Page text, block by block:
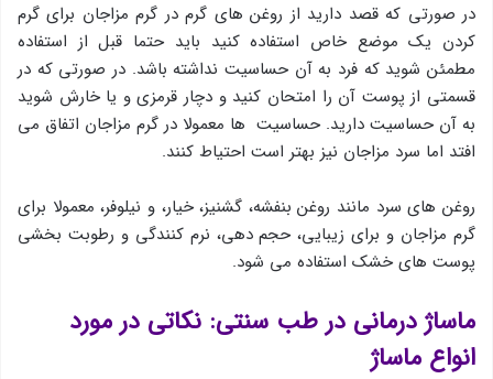
در صورتی که قصد دارید از روغن های گرم در گرم مزاجان برای گرم
کردن یک موضع خاص استفاده کنید باید حتما قبل از استفاده
مطمئن شوید که فرد به آن حساسیت نداشته باشد. در صورتی که در
قسمتی از پوست آن را امتحان کنید و دچار قرمزی و یا خارش شوید
به آن حساسیت دارید. حساسیت ها معمولا در گرم مزاجان اتفاق می
افتد اما سرد مزاجان نیز بهتر است احتیاط کنند.
روغن های سرد مانند روغن بنفشه، گشنیز، خیار، و نیلوفر،‌ معمولا برای
گرم مزاجان و برای زیبایی، حجم دهی، نرم کنندگی و رطوبت بخشی
پوست های خشک استفاده می شود.
ماساژ درمانی در طب سنتی: نکاتی در مورد
انواع ماساژ